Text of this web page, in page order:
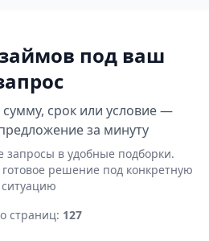
под ваш
срок или условие —
за минуту
запросы в удобные подборки.
решение под конкретную
ситуацию
страниц: 127